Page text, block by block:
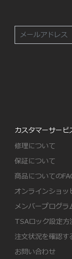
カスタマーサービ
修理について
保証について
商品についての
オンラインショッ
メンバープログラ
TSAロック設定方
注文状況を確認す
お問い合わせ